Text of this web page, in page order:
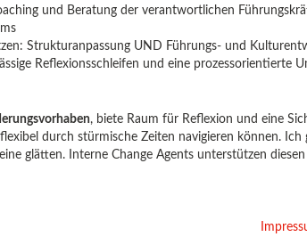
und Beratung der verantwortlichen
Strukturanpassung UND Führungs- und
Reflexionsschleifen und eine prozessorientierte
, biete Raum für Reflexion und eine
durch stürmische Zeiten navigieren können. Ich
glätten. Interne Change Agents unterstützen